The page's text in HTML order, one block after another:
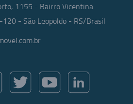
1155 - Bairro Vicentina
120 - São Leopoldo - RS/Brasil